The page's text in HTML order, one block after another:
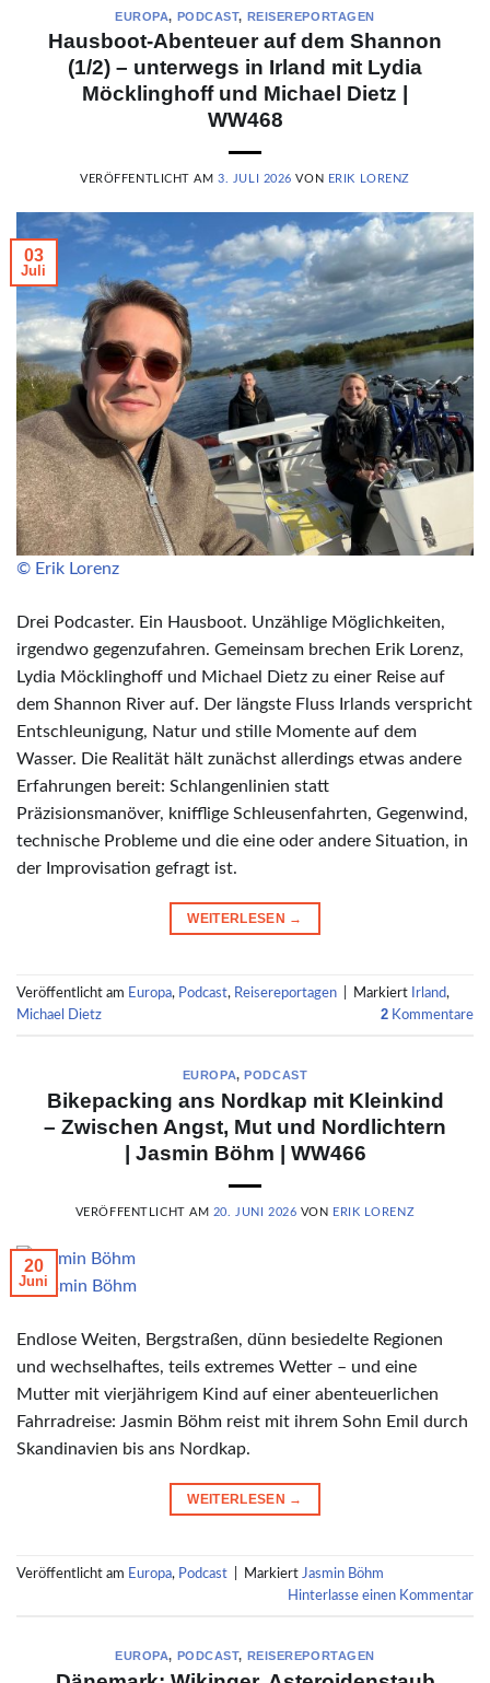
EUROPA, PODCAST, REISEREPORTAGEN
Hausboot-Abenteuer auf dem Shannon
(1/2) – unterwegs in Irland mit Lydia
Möcklinghoff und Michael Dietz |
WW468
VERÖFFENTLICHT AM3. JULI 2026 VON ERIK LORENZ
© Erik Lorenz
03
Juli
Drei Podcaster. Ein Hausboot. Unzählige Möglichkeiten,
irgendwo gegenzufahren. Gemeinsam brechen Erik Lorenz,
Lydia Möcklinghoff und Michael Dietz zu einer Reise auf
dem Shannon River auf. Der längste Fluss Irlands verspricht
Entschleunigung, Natur und stille Momente auf dem
Wasser. Die Realität hält zunächst allerdings etwas andere
Erfahrungen bereit: Schlangenlinien statt
Präzisionsmanöver, knifflige Schleusenfahrten, Gegenwind,
technische Probleme und die eine oder andere Situation, in
der Improvisation gefragt ist.
WEITERLESEN →
Veröffentlicht am Europa, Podcast, Reisereportagen Markiert Irland,
Michael Dietz
2 Kommentare
EUROPA,PODCAST
Bikepacking ans Nordkap mit Kleinkind
– Zwischen Angst, Mut und Nordlichtern
| Jasmin Böhm | WW466
VERÖFFENTLICHT AM 20. JUNI 2026 VON ERIK LORENZ
© Jasmin Böhm
20
Juni
Endlose Weiten, Bergstraßen, dünn besiedelte Regionen
und wechselhaftes, teils extremes Wetter – und eine
Mutter mit vierjährigem Kind auf einer abenteuerlichen
Fahrradreise: Jasmin Böhm reist mit ihrem Sohn Emil durch
Skandinavien bis ans Nordkap.
WEITERLESEN →
Veröffentlicht am Europa, Podcast Markiert Jasmin Böhm
Hinterlasse einen Kommentar
EUROPA, PODCAST, REISEREPORTAGEN